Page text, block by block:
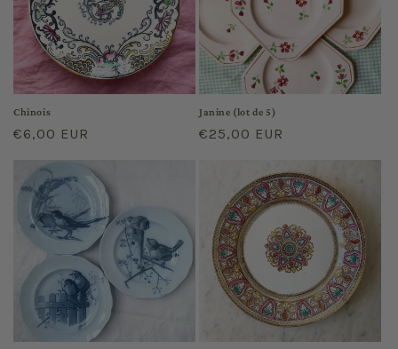
Chinois
Regular
€6,00 EUR
Janine (lot de 5)
Regular
€25,00 EUR